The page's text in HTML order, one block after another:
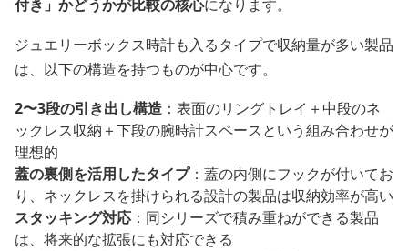
付き」かどうかが比較の核心になります。
ジュエリーボックス時計も入るタイプで収納量が多い製品
は、以下の構造を持つものが中心です。
2〜3段の引き出し構造 ：表面のリングトレイ＋中段のネ
ックレス収納＋下段の腕時計スペースという組み合わせが
理想的
蓋の裏側を活用したタイプ：蓋の内側にフックが付いてお
り、ネックレスを掛けられる設計の製品は収納効率が高い
スタッキング対応 ：同シリーズで積み重ねができる製品
は、将来的な拡張にも対応できる